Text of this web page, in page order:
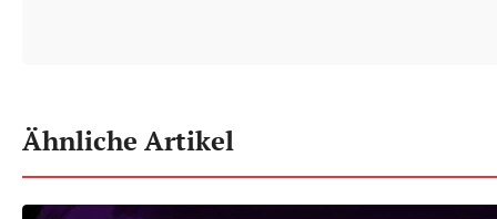
Ähnliche Artikel